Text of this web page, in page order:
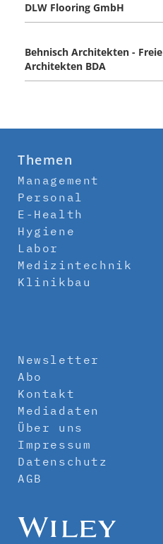
DLW Flooring GmbH
Behnisch Architekten - Freie
Architekten BDA
Themen
Management
Personal
E-Health
Hygiene
Labor
Medizintechnik
Klinikbau
Newsletter
Abo
Kontakt
Mediadaten
Über uns
Impressum
Datenschutz
AGB